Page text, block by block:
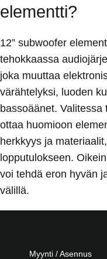
elementti?
12” subwoofer
tehokkaassa
joka muuttaa
värähtelyksi, luoden
bassoäänet.
ottaa huomioon
herkkyys ja
lopputulokseen.
voi tehdä eron hyvän
välillä.
Myynti / Asennus